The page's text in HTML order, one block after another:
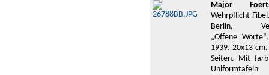
Major
Wehrpflicht-
Berlin,
„Offene
1939. 20x13
Seiten. Mit
Uniformtafeln